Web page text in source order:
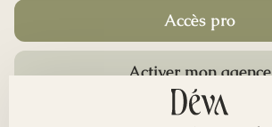
Accès pro
Activer mon agence